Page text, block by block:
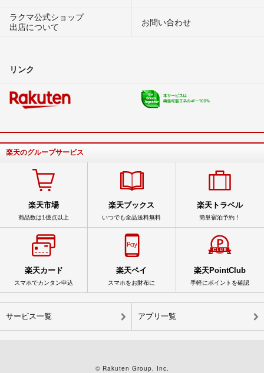
ラクマ公式ショップ
出店について
お問い合わせ
リンク
楽天のグループサービス
楽天市場
商品数は1億点以上
楽天ブックス
いつでも全品送料無料
楽天トラベル
簡単宿泊予約！
楽天カード
スマホでカンタン申込
楽天ペイ
スマホをお財布に
楽天PointClub
手軽にポイントを確認
サービス一覧 アプリ一覧
© Rakuten Group, Inc.